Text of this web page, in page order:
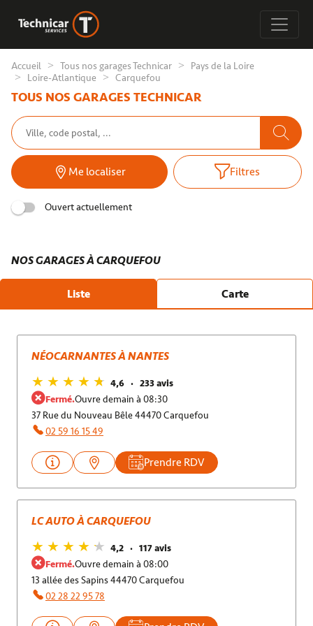
Accueil Tous nos garages Technicar
Pays de la Loire
Loire-Atlantique
Carquefou
TOUS NOS GARAGES TECHNICAR
Me localiser Filtres
Ouvert actuellement
NOS GARAGES À CARQUEFOU
Liste Carte
NÉOCARNANTES À NANTES
4,6
233 avis
Fermé.Ouvre demain à 08:30
37 Rue du Nouveau Bêle 44470 Carquefou
02 59 16 15 49
Prendre RDV
LC AUTO À CARQUEFOU
4,2
117 avis
Fermé.Ouvre demain à 08:00
13 allée des Sapins 44470 Carquefou
02 28 22 95 78